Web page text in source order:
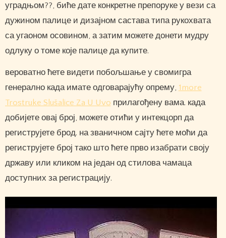
уградњом??, биће дате конкретне препоруке у вези са
дужином палице и дизајном састава типа рукохвата
са угаоном осовином, а затим можете донети мудру
одлуку о томе које палице да купите.
вероватно ћете видети побољшање у свомигра
генерално када имате одговарајућу опрему, 1more
Trostruke Slušalice Za U Uvo прилагођену вама. када
добијете овај број, можете отићи у интекцорп да
региструјете брод. на званичном сајту ћете моћи да
региструјете број тако што ћете прво изабрати своју
државу или кликом на један од стилова чамаца
доступних за регистрацију.